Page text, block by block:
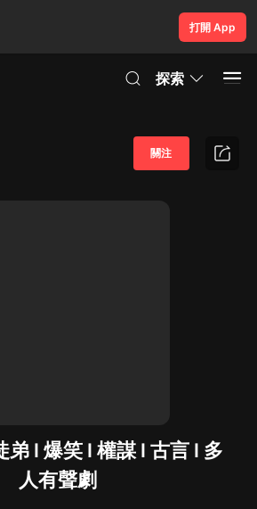
打開 App
探索
I 爆笑 I 權謀 I 古言 I 多
人有聲劇
關注